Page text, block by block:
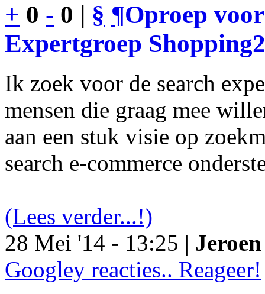
+ 0 - 0 | § ¶Oproep
Expertgroep
Ik zoek voor de search
mensen die graag mee
aan een stuk visie op
search e-commerce
(Lees verder...!)
28 Mei '14 - 13:25 |
Googley reacties.. Reageer!